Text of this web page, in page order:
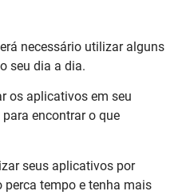
necessário utilizar alguns
seu dia a dia.
os aplicativos em seu
encontrar o que
seus aplicativos por
perca tempo e tenha mais